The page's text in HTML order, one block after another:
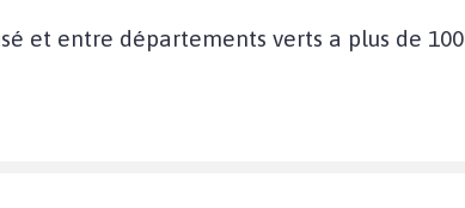
et entre départements verts a plus de 100